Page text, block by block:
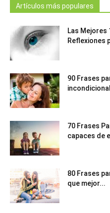
Artículos más populares
Las Mejores
Reflexiones
90 Frases
incondicional
70 Frases
capaces de
80 Frases
que mejor...